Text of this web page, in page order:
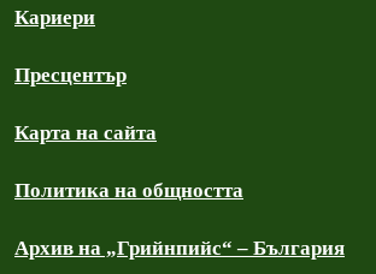
Кариери
Пресцентър
Карта на сайта
Политика на общността
Архив на „Грийнпийс“ – България